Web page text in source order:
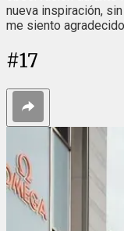
nueva inspiración,
me siento
#17